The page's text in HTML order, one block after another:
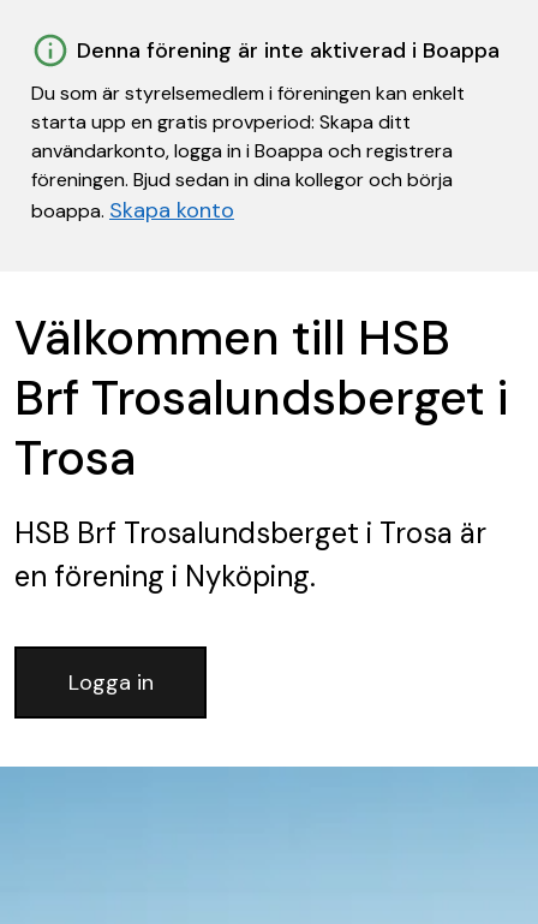
Denna förening är inte aktiverad i Boappa
Du som är styrelsemedlem i föreningen kan enkelt
starta upp en gratis provperiod: Skapa ditt
användarkonto, logga in i Boappa och registrera
föreningen. Bjud sedan in dina kollegor och börja
boappa. Skapa konto
Välkommen till HSB
Brf Trosalundsberget i
Trosa
HSB Brf Trosalundsberget i Trosa är
en förening i Nyköping.
Logga in